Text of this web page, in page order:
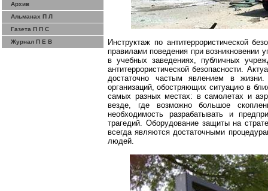
Архив
Альманах П Л
Газета П П С
Журнал П Е В
Инструктаж по антитеррористической
правилами поведения при возникновении
в учебных заведениях, публичных
антитеррористической безопасности.
достаточно частым явлением в жизни.
организаций, обостряющих ситуацию в
самых разных местах: в самолетах и
везде, где возможно большое
необходимость разрабатывать и
трагедий. Оборудование защиты на
всегда являются достаточными
людей.